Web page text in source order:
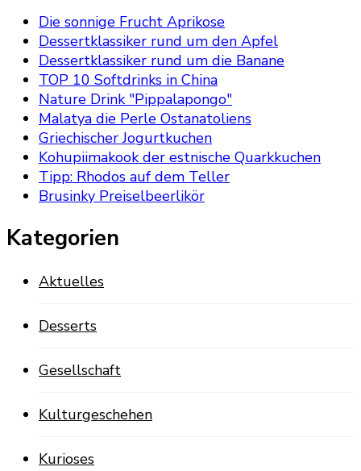
Die sonnige Frucht Aprikose
Dessertklassiker rund um den Apfel
Dessertklassiker rund um die Banane
TOP 10 Softdrinks in China
Nature Drink "Pippalapongo"
Malatya die Perle Ostanatoliens
Griechischer Jogurtkuchen
Kohupiimakook der estnische Quarkkuchen
Tipp: Rhodos auf dem Teller
Brusinky Preiselbeerlikör
Kategorien
Aktuelles
Desserts
Gesellschaft
Kulturgeschehen
Kurioses